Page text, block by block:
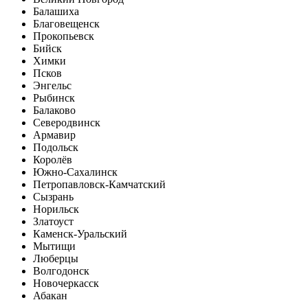
Балашиха
Благовещенск
Прокопьевск
Бийск
Химки
Псков
Энгельс
Рыбинск
Балаково
Северодвинск
Армавир
Подольск
Королёв
Южно-Сахалинск
Петропавловск-Камчатский
Сызрань
Норильск
Златоуст
Каменск-Уральский
Мытищи
Люберцы
Волгодонск
Новочеркасск
Абакан